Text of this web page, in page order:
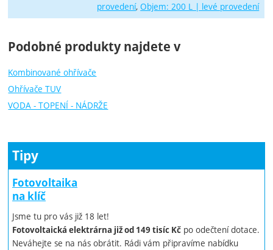
provedení Objem: 200 L | levé provedení
Podobné produkty najdete v
Kombinované ohřívače
Ohřívače TUV
VODA - TOPENÍ - NÁDRŽE
Tipy
Fotovoltaika
na klíč
Jsme tu pro vás již 18 let!
Fotovoltaická elektrárna již od 149 tisíc Kč po odečtení dotace.
Neváhejte se na nás obrátit. Rádi vám připravíme nabídku